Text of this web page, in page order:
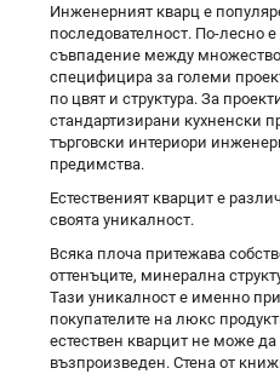
Инженерният кварц е
последователност. По-лесно
съвпадение между
специфицира за големи
по цвят и структура. За
стандартизирани кухненски
търговски интериори
предимства.
Естественият кварцит е
своята уникалност.
Всяка плоча притежава
оттенъците, минерална
Тази уникалност е именно
покупателите на люкс
естествен кварцит не може
възпроизведен. Стена от